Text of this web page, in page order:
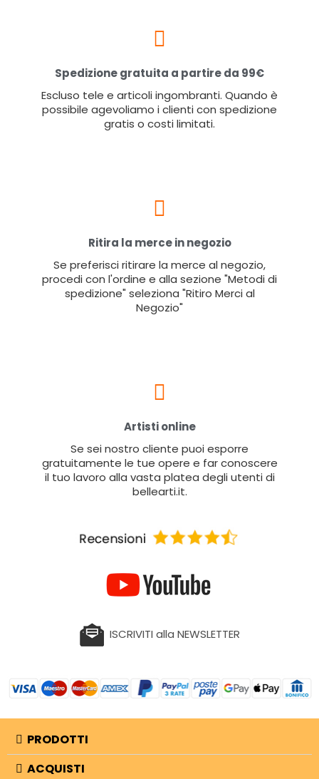
Spedizione gratuita a partire da 99€
Escluso tele e articoli ingombranti. Quando è
possibile agevoliamo i clienti con spedizione
gratis o costi limitati.
Ritira la merce in negozio
Se preferisci ritirare la merce al negozio,
procedi con l'ordine e alla sezione "Metodi di
spedizione" seleziona "Ritiro Merci al
Negozio"
Artisti online
Se sei nostro cliente puoi esporre
gratuitamente le tue opere e far conoscere
il tuo lavoro alla vasta platea degli utenti di
bellearti.it.
ISCRIVITI alla NEWSLETTER
PRODOTTI
ACQUISTI